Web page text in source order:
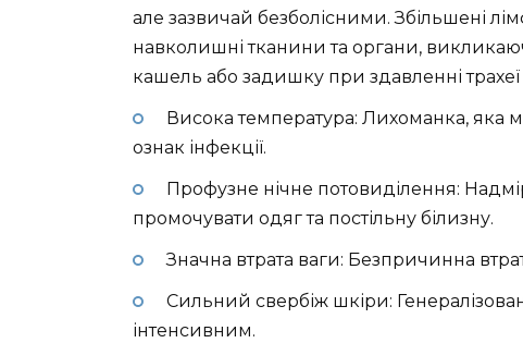
але зазвичай безболісними. Збільшені
навколишні тканини та органи,
кашель або задишку при здавленні трахеї
Висока температура: Лихоманка, яка
ознак інфекції.
Профузне нічне потовиділення:
промочувати одяг та постільну білизну.
Значна втрата ваги: Безпричинна
Сильний свербіж шкіри:
інтенсивним.